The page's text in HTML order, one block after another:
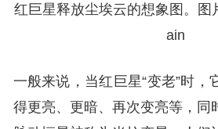
红巨星释放尘埃云的想象图。图
ain
一般来说，当红巨星“变老”时，
得更亮、更暗、再次变亮等，同